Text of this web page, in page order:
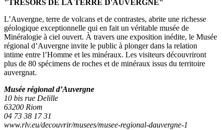
"TRÉSORS DE LA TERRE D'AUVERGNE"
L’Auvergne, terre de volcans et de contrastes, abrite une richesse
géologique exceptionnelle qui en fait un véritable musée de
Minéralogie à ciel ouvert. À travers une exposition inédite, le Musée
régional d’Auvergne invite le public à plonger dans la relation
intime entre l’Homme et les minéraux. Les visiteurs découvriront
plus de 80 spécimens de roches et de minéraux issus du territoire
auvergnat.
Musée régional d’Auvergne
10 bis rue Delille
63200 Riom
04 73 38 17 31
www.rlv.eu/decouvrir/musees/musee-regional-dauvergne-1